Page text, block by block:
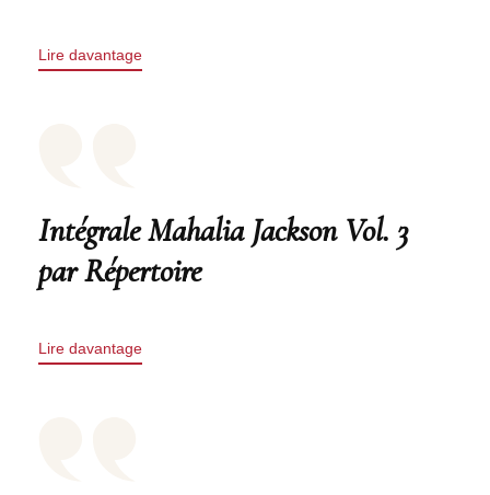
Lire davantage
Intégrale Mahalia Jackson Vol. 3
par Répertoire
Lire davantage